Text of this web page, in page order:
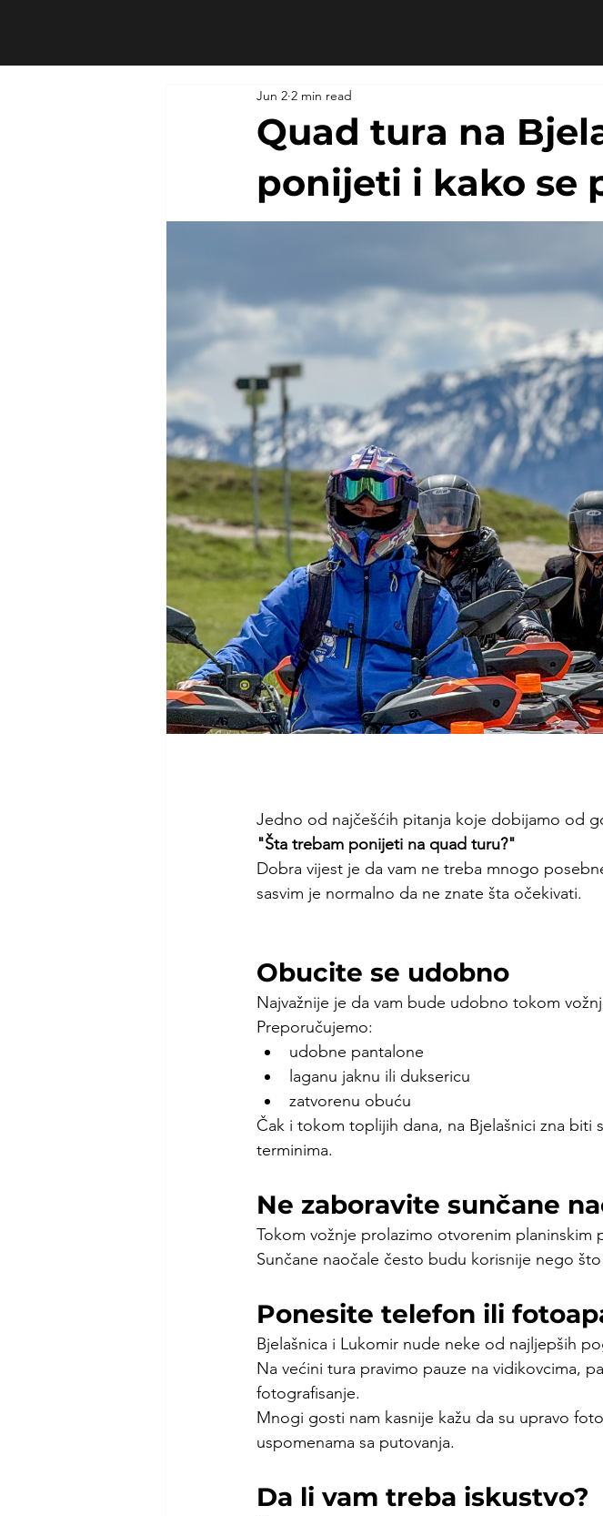
Quad tura na
ponijeti i kako se
Jun 2 2 min read
Jedno od najčešćih pitanja koje dobijamo od
"Šta trebam ponijeti na quad turu?"
Dobra vijest je da vam ne treba mnogo
sasvim je normalno da ne znate šta očekivati.
Obucite se udobno
Najvažnije je da vam bude udobno tokom
Preporučujemo:
udobne pantalone
laganu jaknu ili duksericu
zatvorenu obuću
Čak i tokom toplijih dana, na Bjelašnici zna biti
terminima.
Ne zaboravite sunčane
Tokom vožnje prolazimo otvorenim
Sunčane naočale često budu korisnije nego
Ponesite telefon ili
Bjelašnica i Lukomir nude neke od najljepših
Na većini tura pravimo pauze na vidikovcima,
fotografisanje.
Mnogi gosti nam kasnije kažu da su upravo
uspomenama sa putovanja.
Da li vam treba iskustvo?